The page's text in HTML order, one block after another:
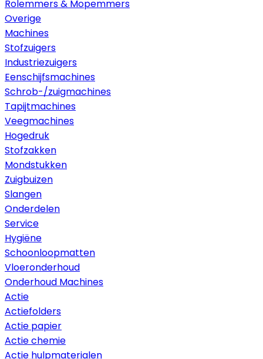
Rolemmers & Mopemmers
Overige
Machines
Stofzuigers
Industriezuigers
Eenschijfsmachines
Schrob-/zuigmachines
Tapijtmachines
Veegmachines
Hogedruk
Stofzakken
Mondstukken
Zuigbuizen
Slangen
Onderdelen
Service
Hygiëne
Schoonloopmatten
Vloeronderhoud
Onderhoud Machines
Actie
Actiefolders
Actie papier
Actie chemie
Actie hulpmaterialen